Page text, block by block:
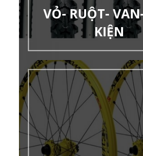
VỎ- RUỘT-
KIỆN